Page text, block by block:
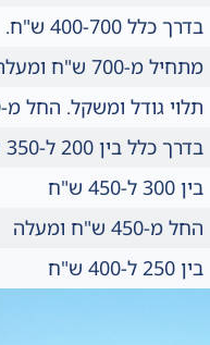
בדרך כלל 400-700 ש"ח.
מתחיל מ-700 ש"ח ומעלה, בהתאם למרחק.
תלוי גודל ומשקל. החל מ-1500 ש"ח ויותר.
בדרך כלל בין 200 ל-350 ש"ח
בין 300 ל-450 ש"ח
החל מ-450 ש"ח ומעלה
בין 250 ל-400 ש"ח